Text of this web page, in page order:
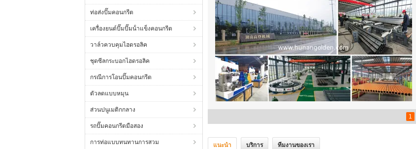
ท่อส่งปั๊มคอนกรีต
เครื่องยนต์ปั๊มปั๊มน้ําแข็งคอนกรีต
วาล์วควบคุมไฮดรอลิค
ชุดซีลกระบอกไฮดรอลิค
กรณีการโอนปั๊มคอนกรีต
ตัวลดแบบหมุน
ส่วนปนูเมติกกลาง
รถปั๊มคอนกรีตมือสอง
การท่อแบบทนทานการสวม
1
แนะนำ บริการ ทีมงานของเรา